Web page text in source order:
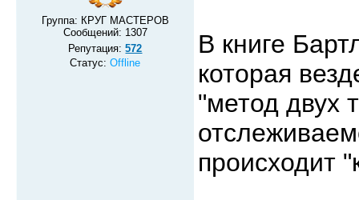
Группа: КРУГ МАСТЕРОВ
Сообщений: 1307
Репутация:572
Статус:Offline
В книге
которая
"метод двух
происходит